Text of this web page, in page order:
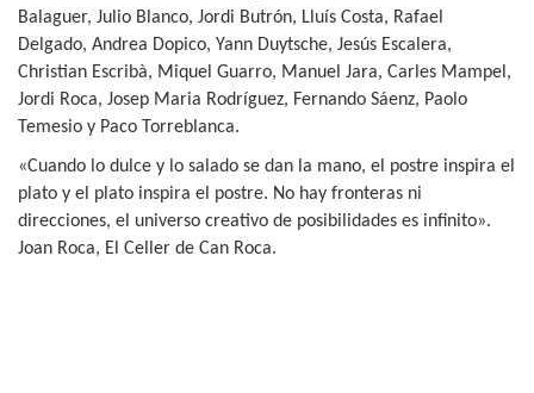
Balaguer, Julio Blanco, Jordi Butrón, Lluís Costa, Rafael
Delgado, Andrea Dopico, Yann Duytsche, Jesús Escalera,
Christian Escribà, Miquel Guarro, Manuel Jara, Carles Mampel,
Jordi Roca, Josep Maria Rodríguez, Fernando Sáenz, Paolo
Temesio y Paco Torreblanca.
«Cuando lo dulce y lo salado se dan la mano, el postre inspira el
plato y el plato inspira el postre. No hay fronteras ni
direcciones, el universo creativo de posibilidades es infinito».
Joan Roca, El Celler de Can Roca.